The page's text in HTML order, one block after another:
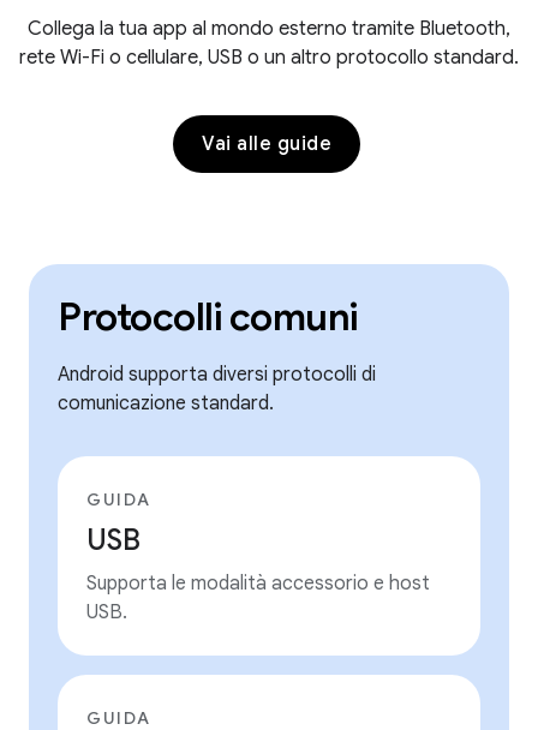
Collega la tua app al mondo esterno tramite Bluetooth,
rete Wi-Fi o cellulare, USB o un altro protocollo standard.
Vai alle guide
Protocolli comuni
Android supporta diversi protocolli di
comunicazione standard.
GUIDA
USB
Supporta le modalità accessorio e host
USB.
GUIDA